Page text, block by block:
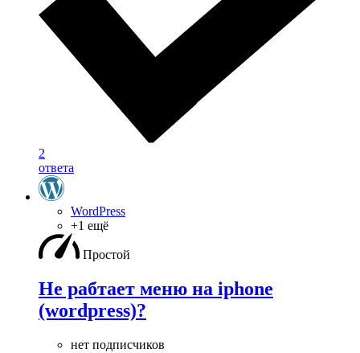
2
ответа
WordPress
+1 ещё
Простой
Не рабтает меню на iphone
(wordpress)?
нет подписчиков